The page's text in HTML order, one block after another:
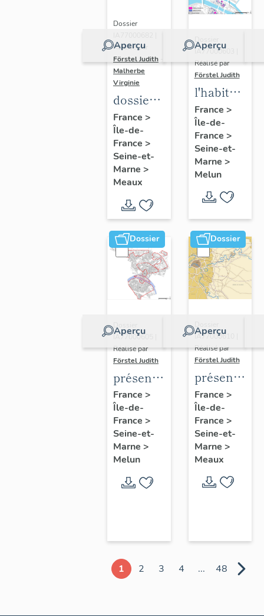
Aperçu
Dossier
Réalisé par
Förstel Judith
Malherbe
Virginie
dossier
collectif
sur les
cours
communes
du
Faubourg
Saint-
Nicolas
France >
Île-de-
France >
Seine-et-
Marne >
Meaux
Aperçu
IA77000603 |
Réalisé par
Förstel Judith
l'habitat
à Melun
France >
Île-de-
France >
Seine-et-
Marne >
Melun
Dossier
Aperçu
IA77000605 |
Réalisé par
Förstel Judith
présentation
de
l'étude
du
patrimoine
de
Melun
France >
Île-de-
France >
Seine-et-
Marne >
Melun
Dossier
Aperçu
IA77000610 |
Réalisé par
Förstel Judith
de
l'étude
du
patrimoine
de
Meaux
France >
Île-de-
France >
Seine-et-
Marne >
Meaux
1 2 3 4 ... 48